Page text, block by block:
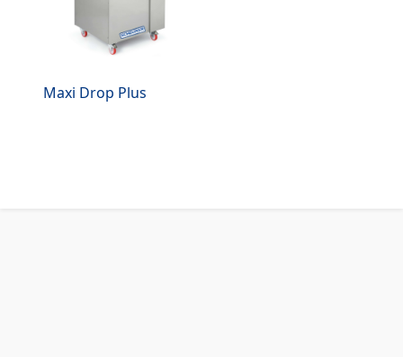
Maxi Drop Plus